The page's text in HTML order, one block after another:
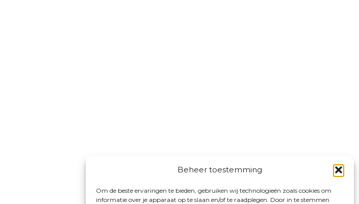
Beheer toestemming
Om de beste ervaringen te bieden, gebruiken wij technologieën zoals cookies om
informatie over je apparaat op te slaan en/of te raadplegen. Door in te stemmen